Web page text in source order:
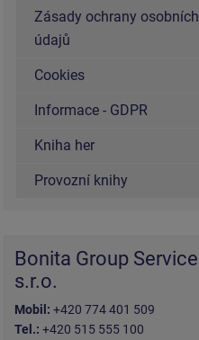
Zásady ochrany osobních
údajů
Cookies
Informace - GDPR
Kniha her
Provozní knihy
Bonita Group Service
s.r.o.
Mobil: +420 774 401 509
Tel.: +420 515 555 100